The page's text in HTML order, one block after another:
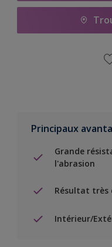
Principaux
Grande
l'abrasion
Résultat très
Intérieur/